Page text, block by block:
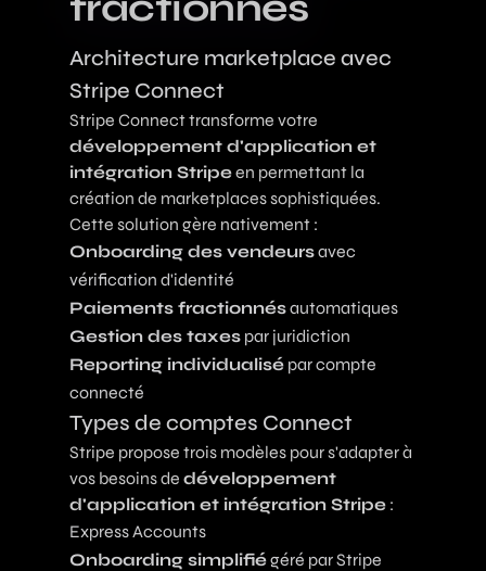
Architecture marketplace avec
Stripe Connect
Stripe Connect transforme votre
développement d'application et
intégration Stripeen permettant la
création de marketplaces sophistiquées.
Cette solution gère nativement :
Onboarding des vendeursavec
vérification d'identité
Paiements fractionnésautomatiques
Gestion des taxes par juridiction
Reporting individualisé par compte
connecté
Types de comptes Connect
Stripe propose trois modèles pour s'adapter à
vos besoins de développement
d'application et intégration Stripe :
Express Accounts
Onboarding simplifiégéré par Stripe